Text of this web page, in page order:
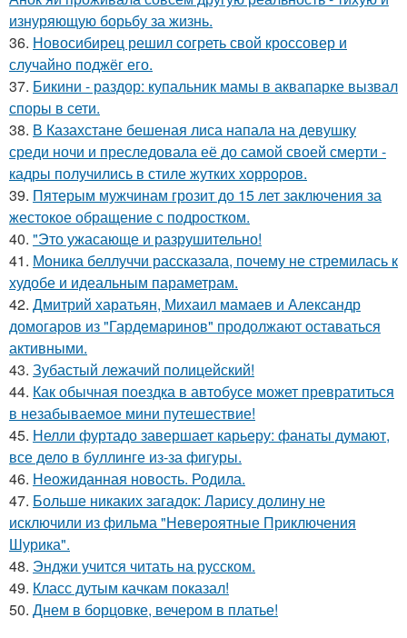
изнуряющую борьбу за жизнь.
36. Новосибирец решил согреть свой кроссовер и
случайно поджёг его.
37. Бикини - раздор: купальник мамы в аквапарке вызвал
споры в сети.
38. В Казахстане бешеная лиса напала на девушку
среди ночи и преследовала её до самой своей смерти -
кадры получились в стиле жутких хорроров.
39. Пятерым мужчинам грозит до 15 лет заключения за
жестокое обращение с подростком.
40. "Это ужасающе и разрушительно!
41. Моника беллуччи рассказала, почему не стремилась к
худобе и идеальным параметрам.
42. Дмитрий харатьян, Михаил мамаев и Александр
домогаров из "Гардемаринов" продолжают оставаться
активными.
43. Зубастый лежачий полицейский!
44. Как обычная поездка в автобусе может превратиться
в незабываемое мини путешествие!
45. Нелли фуртадо завершает карьеру: фанаты думают,
все дело в буллинге из-за фигуры.
46. Неожиданная новость. Родила.
47. Больше никаких загадок: Ларису долину не
исключили из фильма "Невероятные Приключения
Шурика".
48. Энджи учится читать на русском.
49. Класс дутым качкам показал!
50. Днем в борцовке, вечером в платье!